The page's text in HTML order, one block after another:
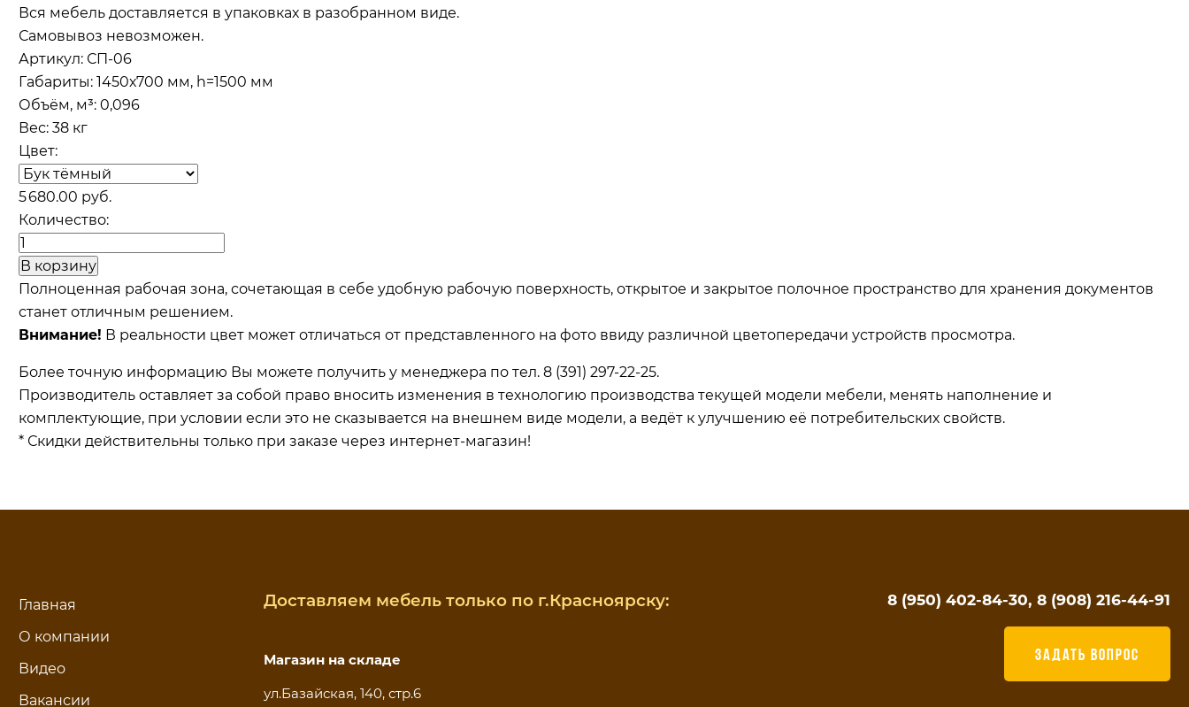
Вся мебель доставляется в упаковках в разобранном виде.
Самовывоз невозможен.
Артикул: СП-06
Габариты: 1450х700 мм, h=1500 мм
Объём, м³: 0,096
Вес: 38 кг
Цвет:
5 680.00 руб.
Количество:
Полноценная рабочая зона, сочетающая в себе удобную рабочую поверхность, открытое и закрытое полочное пространство для хранения документов
станет отличным решением.
Внимание! В реальности цвет может отличаться от представленного на фото ввиду различной цветопередачи устройств просмотра.
Более точную информацию Вы можете получить у менеджера по тел. 8 (391) 297-22-25.
Производитель оставляет за собой право вносить изменения в технологию производства текущей модели мебели, менять наполнение и
комплектующие, при условии если это не сказывается на внешнем виде модели, а ведёт к улучшению её потребительских свойств.
* Скидки действительны только при заказе через интернет-магазин!
Главная
О компании
Видео
Вакансии
Доставляем мебель только по г.Красноярску:
Магазин на складе
ул.Базайская, 140, стр.6
8 (950) 402-84-30, 8 (908) 216-44-91
ЗАДАТЬ ВОПРОС